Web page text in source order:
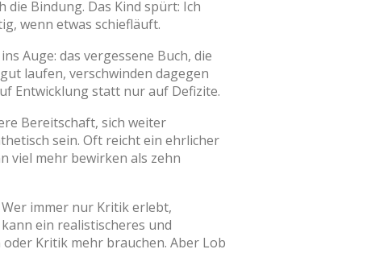
Bindung. Das Kind spürt: Ich
wenn etwas schiefläuft.
Auge: das vergessene Buch, die
laufen, verschwinden dagegen
Entwicklung statt nur auf Defizite.
Bereitschaft, sich weiter
sein. Oft reicht ein ehrlicher
viel mehr bewirken als zehn
immer nur Kritik erlebt,
ein realistischeres und
Kritik mehr brauchen. Aber Lob